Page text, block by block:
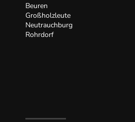
Beuren
Großholzleute
Neutrauchburg
Rohrdorf